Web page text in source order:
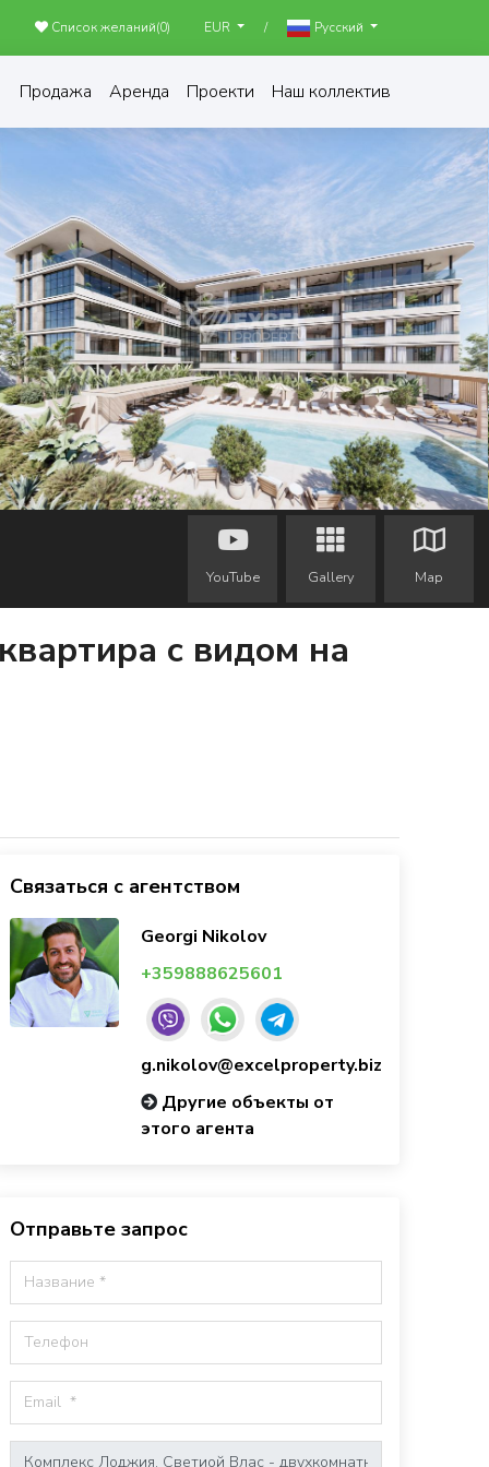
Список желаний(0) EUR / Русский
Продажа Аренда Проекти Наш коллектив
YouTube Gallery Map
с видом на
Связаться с агентством
Georgi Nikolov
+359888625601
g.nikolov@excelproperty.biz
Другие объекты от
этого агента
Отправьте запрос